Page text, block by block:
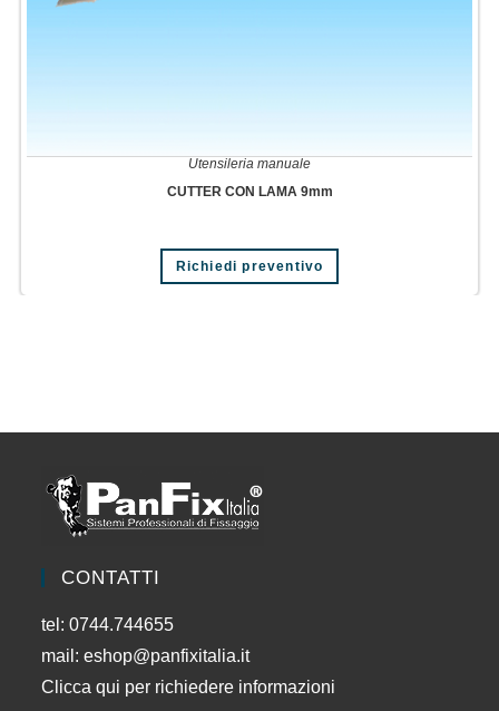
Utensileria manuale
CUTTER CON LAMA 9mm
Richiedi preventivo
CONTATTI
tel: 0744.744655
mail:eshop@panfixitalia.it
Clicca qui per richiedere informazioni